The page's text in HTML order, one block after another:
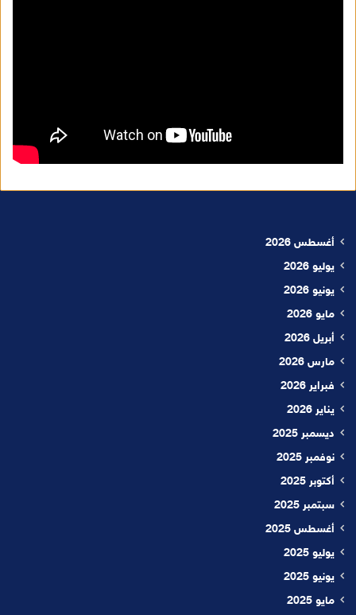
أغسطس 2026
يوليو 2026
يونيو 2026
مايو 2026
أبريل 2026
مارس 2026
فبراير 2026
يناير 2026
ديسمبر 2025
نوفمبر 2025
أكتوبر 2025
سبتمبر 2025
أغسطس 2025
يوليو 2025
يونيو 2025
مايو 2025